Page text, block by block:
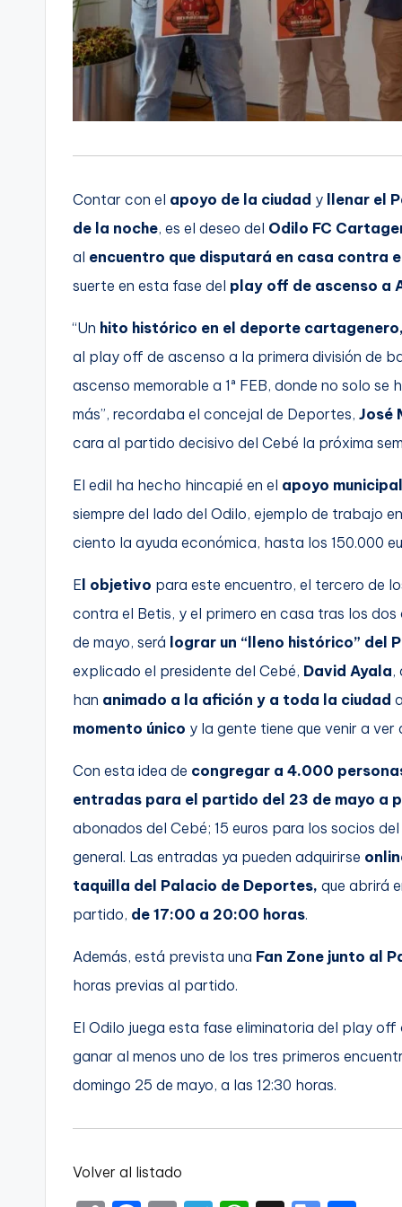
Contar con el apoyo de la ciudad y llenar el
de la noche, es el deseo del Odilo FC
al encuentro que disputará en casa contra
suerte en esta fase del play off de ascenso a
“Un hito histórico en el deporte cartagenero,
al play off de ascenso a la primera división de
ascenso memorable a 1ª FEB, donde no solo
más”, recordaba el concejal de Deportes, José
cara al partido decisivo del Cebé la próxima
El edil ha hecho hincapié en el apoyo
siempre del lado del Odilo, ejemplo de trabajo
ciento la ayuda económica, hasta los 150.000
E l objetivo para este encuentro, el tercero de
contra el Betis, y el primero en casa tras los dos
de mayo, será lograr un “lleno histórico” del
explicado el presidente del Cebé, David Ayala,
han animado a la afición y a toda la ciudad
momento único y la gente tiene que venir a ver
Con esta idea de congregar a 4.000
entradas para el partido del 23 de mayo a
abonados del Cebé; 15 euros para los socios
general. Las entradas ya pueden adquirirse
taquilla del Palacio de Deportes, que abrirá
partido, de 17:00 a 20:00 horas.
Además, está prevista una Fan Zone junto al
horas previas al partido.
El Odilo juega esta fase eliminatoria del play
ganar al menos uno de los tres primeros
domingo 25 de mayo, a las 12:30 horas.
Volver al listado